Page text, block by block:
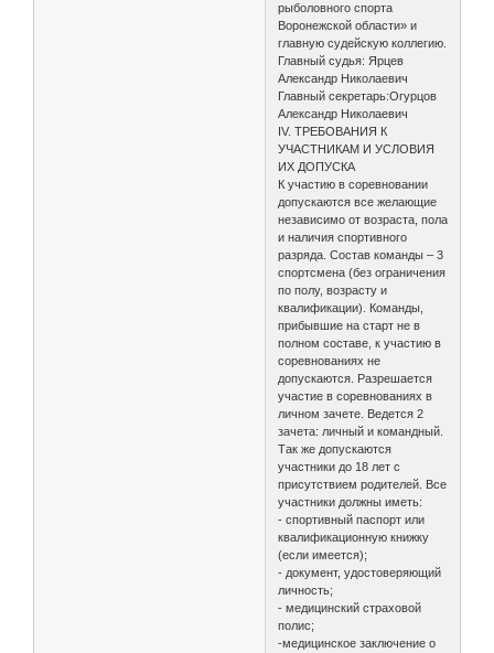
рыболовного спорта
Воронежской области» и
главную судейскую коллегию.
Главный судья: Ярцев
Александр Николаевич
Главный секретарь:Огурцов
Александр Николаевич
IV. ТРЕБОВАНИЯ К
УЧАСТНИКАМ И УСЛОВИЯ
ИХ ДОПУСКА
К участию в соревновании
допускаются все желающие
независимо от возраста, пола
и наличия спортивного
разряда. Состав команды – 3
спортсмена (без ограничения
по полу, возрасту и
квалификации). Команды,
прибывшие на старт не в
полном составе, к участию в
соревнованиях не
допускаются. Разрешается
участие в соревнованиях в
личном зачете. Ведется 2
зачета: личный и командный.
Так же допускаются
участники до 18 лет с
присутствием родителей. Все
участники должны иметь:
- спортивный паспорт или
квалификационную книжку
(если имеется);
- документ, удостоверяющий
личность;
- медицинский страховой
полис;
-медицинское заключение о